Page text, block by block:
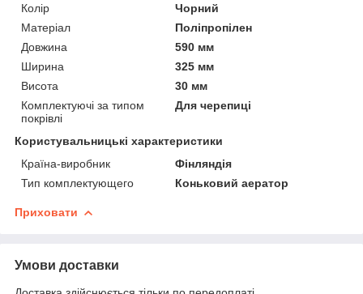
Колір
Чорний
Матеріал
Поліпропілен
Довжина
590 мм
Ширина
325 мм
Висота
30 мм
Комплектуючі за типом
покрівлі
Для черепиці
Користувальницькі характеристики
Країна-виробник
Фінляндія
Тип комплектующего
Коньковий аератор
Приховати
Умови доставки